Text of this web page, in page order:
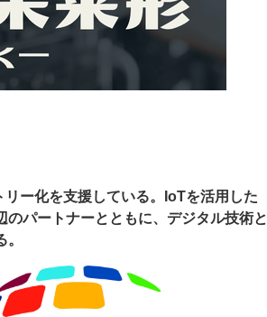
ー化を支援している。IoTを活用した
パートナーとともに、デジタル技術と